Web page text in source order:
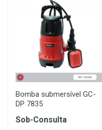
Bomba submersível GC-
DP 7835
Sob-Consulta